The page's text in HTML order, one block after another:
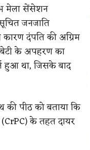
मेला सेंसेशन
जनजाति
दंपति की अग्रिम
बेटी के अपहरण का
हुआ था, जिसके बाद
की पीठ को बताया कि
के तहत दायर